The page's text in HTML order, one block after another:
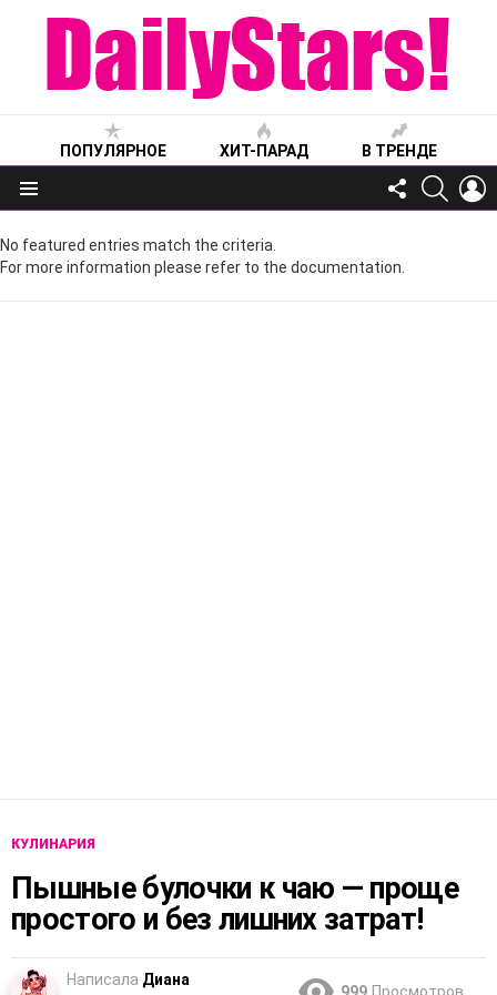
ПОПУЛЯРНОЕ ХИТ-ПАРАД В ТРЕНДЕ
Меню
FOLLOW
US
No featured entries match the criteria.
For more information please refer to the documentation.
КУЛИНАРИЯ
Пышные булочки к чаю — проще
простого и без лишних затрат!
Написала Диана